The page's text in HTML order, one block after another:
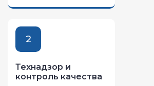
2
Технадзор и
контроль качества